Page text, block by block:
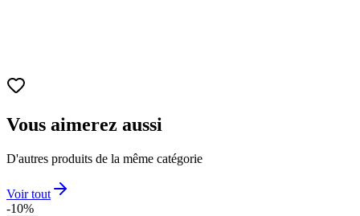
Vous aimerez aussi
D'autres produits de la même catégorie
Voir tout
-10%